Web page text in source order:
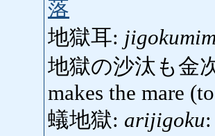
落
地獄耳:
地獄の沙汰も金
makes the mare
蟻地獄: arijigoku